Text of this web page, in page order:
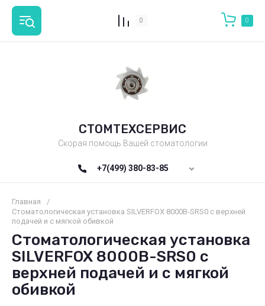
0 0
СТОМТЕХСЕРВИС
Скорая помощь Вашей стоматологии
+7(499) 380-83-85
Главная
/
Стоматологическая установка SILVERFOX 8000B-SRS0 с верхней
подачей и с мягкой обивкой
Стоматологическая установка
SILVERFOX 8000B-SRS0 с
верхней подачей и с мягкой
обивкой